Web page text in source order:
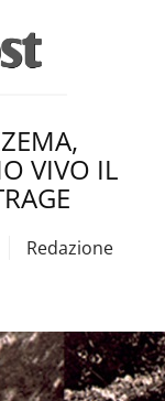
VIVO IL
Redazione